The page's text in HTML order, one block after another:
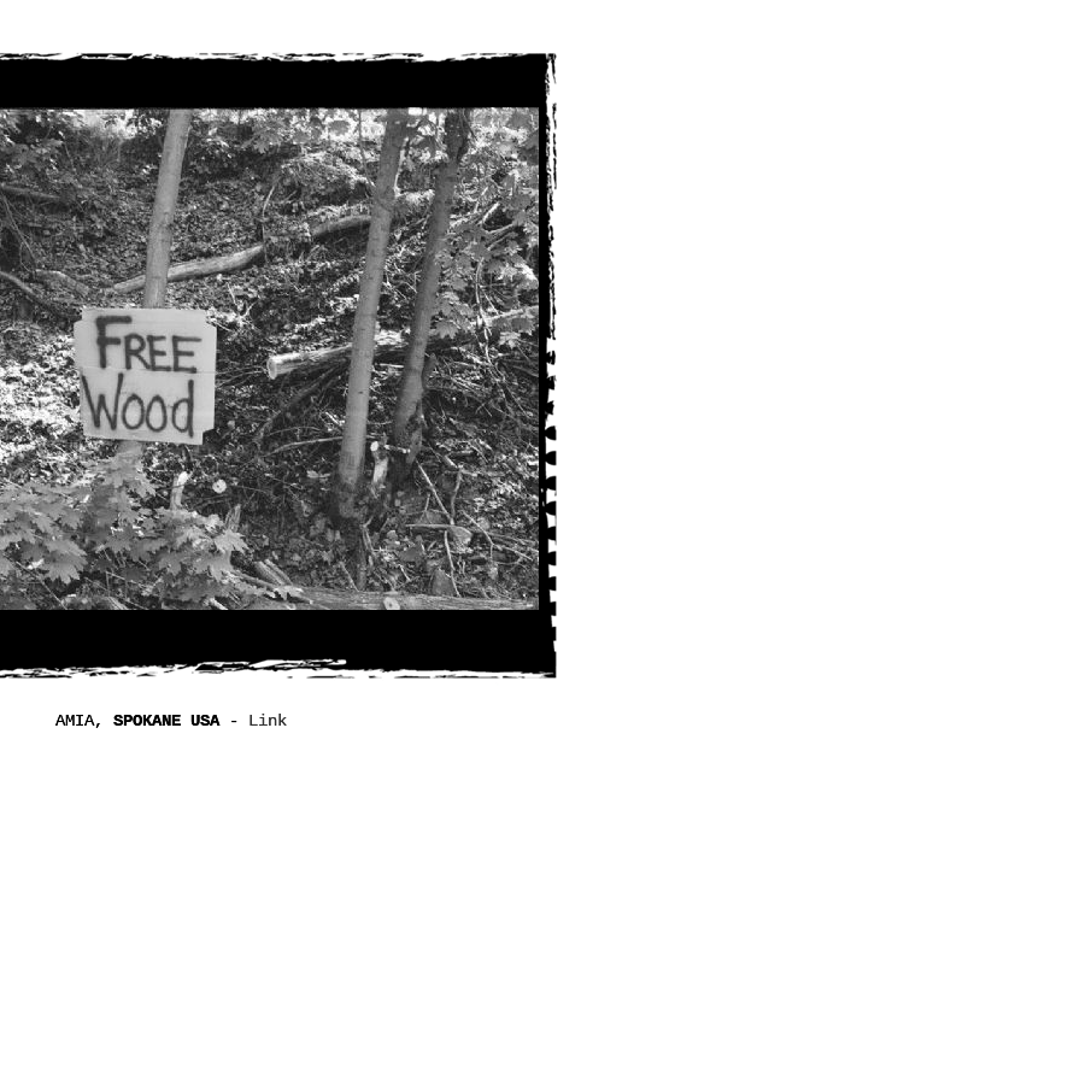
AMIA, SPOKANE USA- Link
AMIA, SPOKANE USA- Link